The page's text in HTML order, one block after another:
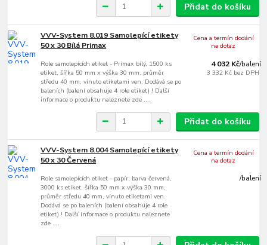
Přidat do košíku
VVV-System 8.019 Samolepící etikety
50 x 30 Bílá Primax
Role samolepících etiket - Primax bílý, 1500 ks
etiket, šířka 50 mm x výška 30 mm, průměr
středu 40 mm, vinuto etiketami ven. Dodává se po
baleních (balení obsahuje 4 role etiket) ! Další
informace o produktu naleznete zde ....
4 032 Kč/balení
3 332 Kč bez DPH
Cena a termín dodání
na dotaz
Přidat do košíku
VVV-System 8.004 Samolepící etikety
50 x 30 Červená
Role samolepících etiket - papír, barva červená,
3000 ks etiket, šířka 50 mm x výška 30 mm,
průměr středu 40 mm, vinuto etiketami ven.
Dodává se po baleních (balení obsahuje 4 role
etiket) ! Další informace o produktu naleznete
zde ....
/balení
Cena a termín dodání
na dotaz